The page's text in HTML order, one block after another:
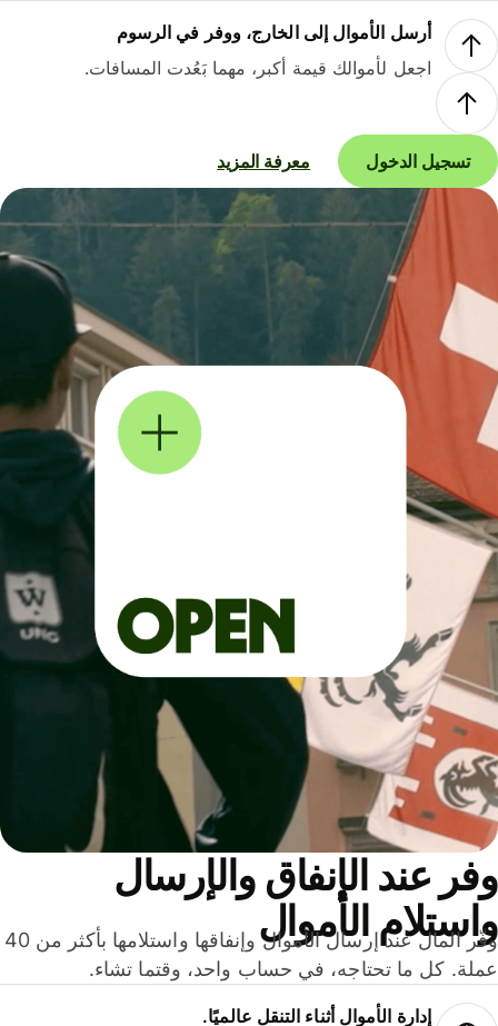
أرسل الأموال إلى الخارج، ووفر في الرسوم
اجعل لأموالك قيمة أكبر، مهما بَعُدت المسافات.
تسجيل الدخول معرفة المزيد
عند الإنفاق والإرسال
الأموال
وفّر المال عند إرسال الأموال وإنفاقها واستلامها بأكثر من 40
كل ما تحتاجه، في حساب واحد، وقتما تشاء.
إدارة الأموال أثناء التنقل عالميًا.